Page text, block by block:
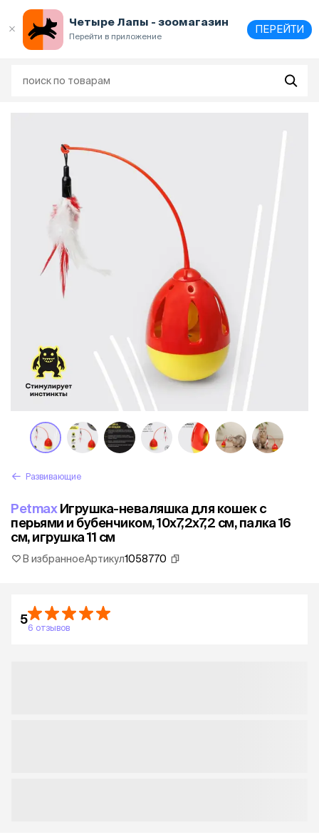
Четыре Лапы - зоомагазин
Перейти в приложение
ПЕРЕЙТИ
Развивающие
PetmaxИгрушка-неваляшка для кошек с
перьями и бубенчиком, 10х7,2х7,2 см, палка 16
см, игрушка 11 см
В избранноеАртикул1058770
5
6 отзывов